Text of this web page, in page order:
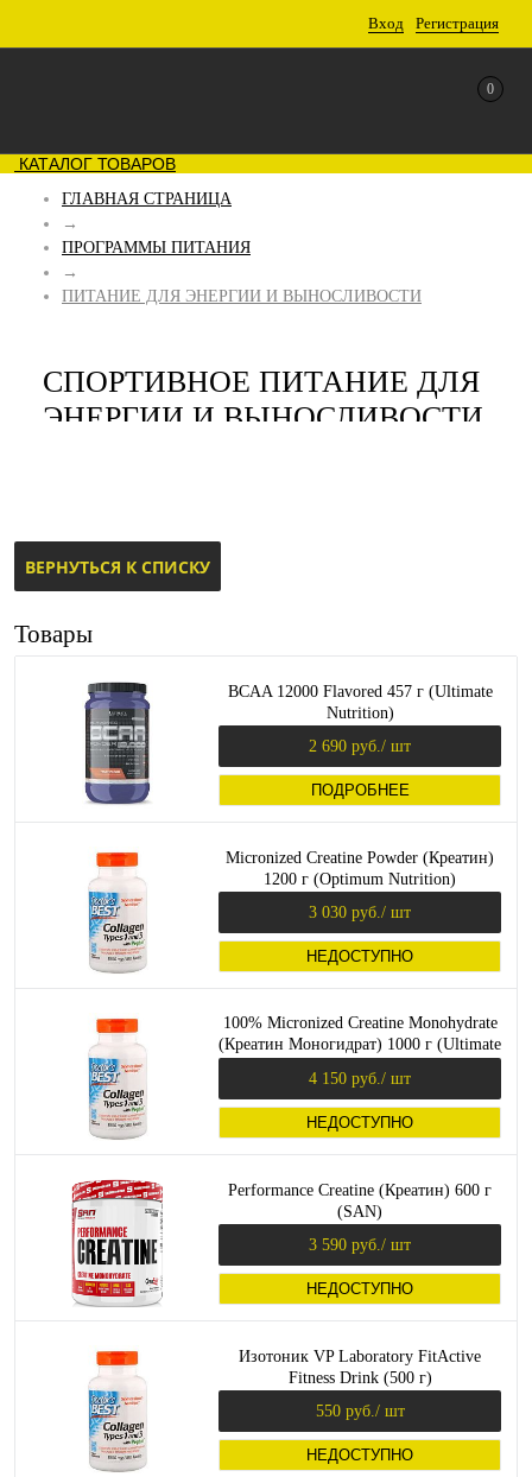
Вход Регистрация
0
КАТАЛОГ ТОВАРОВ
ГЛАВНАЯ СТРАНИЦА
→
ПРОГРАММЫ ПИТАНИЯ
→
ПИТАНИЕ ДЛЯ ЭНЕРГИИ И ВЫНОСЛИВОСТИ
СПОРТИВНОЕ ПИТАНИЕ ДЛЯ
ЭНЕРГИИ И ВЫНОСЛИВОСТИ
ВЕРНУТЬСЯ К СПИСКУ
Товары
BCAA 12000 Flavored 457 г (Ultimate
Nutrition)
2 690 руб. / шт
ПОДРОБНЕЕ
Micronized Creatine Powder (Креатин)
1200 г (Optimum Nutrition)
3 030 руб. / шт
НЕДОСТУПНО
100% Micronized Creatine Monohydrate
(Креатин Моногидрат) 1000 г (Ultimate
4 150 руб. / шт
НЕДОСТУПНО
Performance Creatine (Креатин) 600 г
(SAN)
3 590 руб. / шт
НЕДОСТУПНО
Изотоник VP Laboratory FitActive
Fitness Drink (500 г)
550 руб. / шт
НЕДОСТУПНО